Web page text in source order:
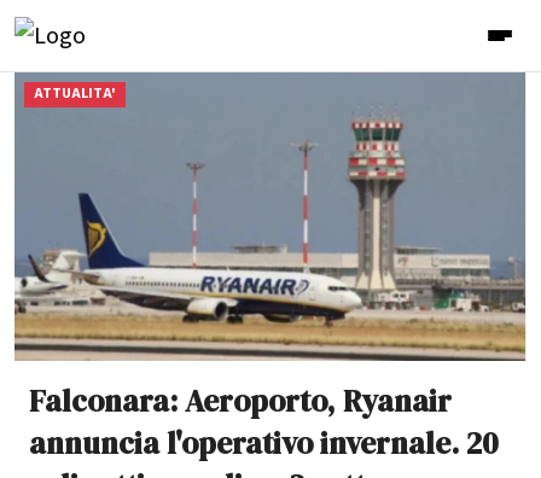
ATTUALITA'
Falconara: Aeroporto, Ryanair
annuncia l'operativo invernale. 20